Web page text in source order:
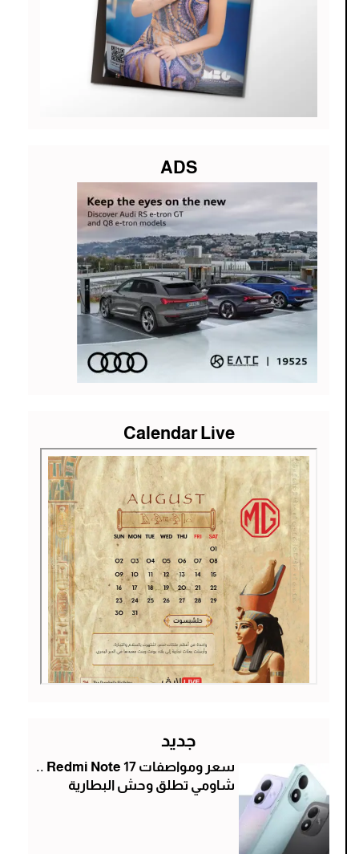
ADS
Calendar Live
جديد
سعر ومواصفات Redmi Note 17 ..
شاومي تطلق وحش البطارية